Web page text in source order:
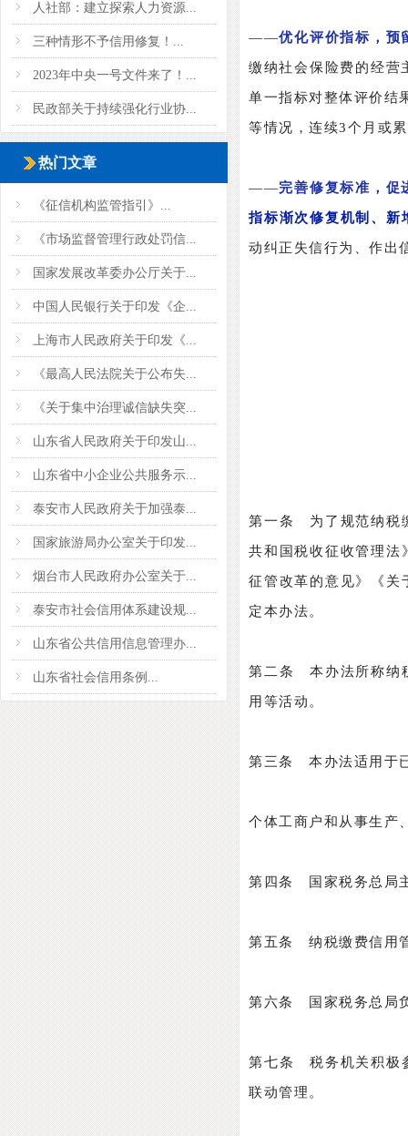
人社部：建立探索人力资源...
三种情形不予信用修复！...
2023年中央一号文件来了！...
民政部关于持续强化行业协...
热门文章
《征信机构监管指引》...
《市场监督管理行政处罚信...
国家发展改革委办公厅关于...
中国人民银行关于印发《企...
上海市人民政府关于印发《...
《最高人民法院关于公布失...
《关于集中治理诚信缺失突...
山东省人民政府关于印发山...
山东省中小企业公共服务示...
泰安市人民政府关于加强泰...
国家旅游局办公室关于印发...
烟台市人民政府办公室关于...
泰安市社会信用体系建设规...
山东省公共信用信息管理办...
山东省社会信用条例...
——优化评价指标，预
缴纳社会保险费的经营
单一指标对整体评价结
等情况，连续3个月或
——完善修复标准，促
指标渐次修复机制、新
动纠正失信行为、作出
第一条 为了规范纳税
共和国税收征收管理法
征管改革的意见》《关
定本办法。
第二条 本办法所称纳
用等活动。
第三条 本办法适用于
个体工商户和从事生产
第四条 国家税务总局
第五条 纳税缴费信用
第六条 国家税务总局
第七条 税务机关积极
联动管理。